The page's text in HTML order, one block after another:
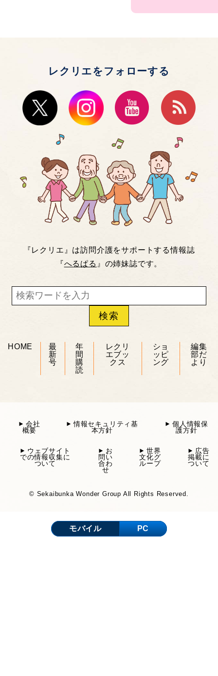
レクリエをフォローする
『レクリエ』は訪問介護をサポートする情報誌
『へるぱる 』の姉妹誌です。
HOME
最
新
号
年
間
購
読
レクリ
エブッ
クス
ショ
ッピ
ング
編集
部だ
より
会社
概要
情報セキュリティ基
本方針
個人情報保
護方針
ウェブサイト
での情報収集に
ついて
お
問い
合わ
せ
世界
文化グ
ループ
広告
掲載に
ついて
© Sekaibunka Wonder Group All Rights Reserved.
モバイル PC